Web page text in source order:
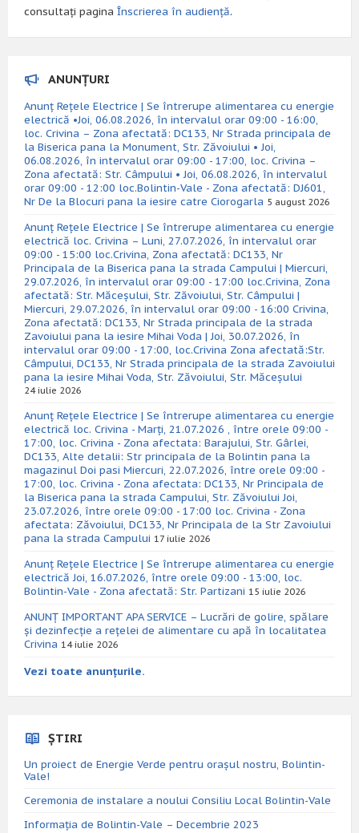
consultați pagina Înscrierea în audiență.
ANUNȚURI
Anunț Rețele Electrice | Se întrerupe alimentarea cu energie
electrică •Joi, 06.08.2026, în intervalul orar 09:00 - 16:00,
loc. Crivina – Zona afectată: DC133, Nr Strada principala de
la Biserica pana la Monument, Str. Zăvoiului • Joi,
06.08.2026, în intervalul orar 09:00 - 17:00, loc. Crivina –
Zona afectată: Str. Câmpului • Joi, 06.08.2026, în intervalul
orar 09:00 - 12:00 loc.Bolintin-Vale - Zona afectată: DJ601,
Nr De la Blocuri pana la iesire catre Ciorogarla 5 august 2026
Anunț Rețele Electrice | Se întrerupe alimentarea cu energie
electrică loc. Crivina – Luni, 27.07.2026, în intervalul orar
09:00 - 15:00 loc.Crivina, Zona afectată: DC133, Nr
Principala de la Biserica pana la strada Campului | Miercuri,
29.07.2026, în intervalul orar 09:00 - 17:00 loc.Crivina, Zona
afectată: Str. Măceșului, Str. Zăvoiului, Str. Câmpului |
Miercuri, 29.07.2026, în intervalul orar 09:00 - 16:00 Crivina,
Zona afectată: DC133, Nr Strada principala de la strada
Zavoiului pana la iesire Mihai Voda | Joi, 30.07.2026, în
intervalul orar 09:00 - 17:00, loc.Crivina Zona afectată:Str.
Câmpului, DC133, Nr Strada principala de la strada Zavoiului
pana la iesire Mihai Voda, Str. Zăvoiului, Str. Măceșului
24 iulie 2026
Anunț Rețele Electrice | Se întrerupe alimentarea cu energie
electrică loc. Crivina - Marți, 21.07.2026 , între orele 09:00 -
17:00, loc. Crivina - Zona afectata: Barajului, Str. Gârlei,
DC133, Alte detalii: Str principala de la Bolintin pana la
magazinul Doi pasi Miercuri, 22.07.2026, între orele 09:00 -
17:00, loc. Crivina - Zona afectata: DC133, Nr Principala de
la Biserica pana la strada Campului, Str. Zăvoiului Joi,
23.07.2026, între orele 09:00 - 17:00 loc. Crivina - Zona
afectata: Zăvoiului, DC133, Nr Principala de la Str Zavoiului
pana la strada Campului 17 iulie 2026
Anunț Rețele Electrice | Se întrerupe alimentarea cu energie
electrică Joi, 16.07.2026, între orele 09:00 - 13:00, loc.
Bolintin-Vale - Zona afectată: Str. Partizani 15 iulie 2026
ANUNȚ IMPORTANT APA SERVICE – Lucrări de golire, spălare
și dezinfecție a rețelei de alimentare cu apă în localitatea
Crivina 14 iulie 2026
Vezi toate anunțurile.
ȘTIRI
Un proiect de Energie Verde pentru orașul nostru, Bolintin-
Vale!
Ceremonia de instalare a noului Consiliu Local Bolintin-Vale
Informația de Bolintin-Vale – Decembrie 2023